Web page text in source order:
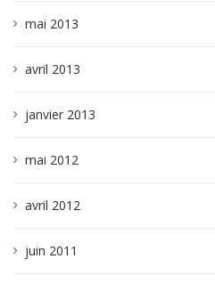
mai 2013
avril 2013
janvier 2013
mai 2012
avril 2012
juin 2011